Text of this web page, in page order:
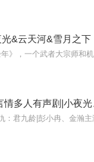
&云天河&雪月之下
情多人有声剧|小夜光